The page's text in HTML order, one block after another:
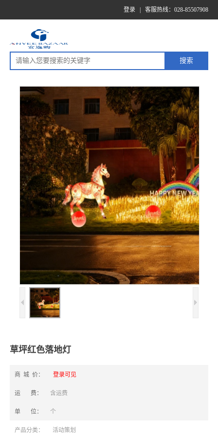
登录 客服热线：028-85507908
草坪红色落地灯
商 城 价： 登录可见
运 费： 含运费
单 位： 个
产品分类： 活动策划